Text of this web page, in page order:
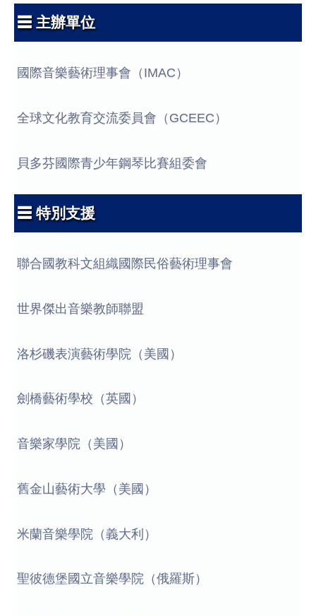
☰ 主辦單位
國際音樂藝術理事會（IMAC）
全球文化教育交流委員會（GCEEC）
貝多芬國際青少年鋼琴比賽組委會
☰ 特別支援
聯合國教科文組織國際民俗藝術理事會
世界傑出音樂教師聯盟
洛杉磯表演藝術學院（美國）
劍橋藝術學校（英國）
音樂家學院（美國）
舊金山藝術大學（美國）
米蘭音樂學院（義大利）
聖彼德堡國立音樂學院（俄羅斯）